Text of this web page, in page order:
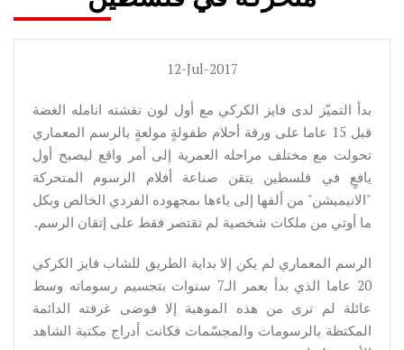
12-Jul-2017
بدأ التميّز لدى فايز الكركي مع أول لون نقشته انامله الغضة
قبل 15 عاما على ورقة أحلام طفولةٍ مولعةٍ بالرسم المعماري
تحولت مع مختلف مراحله العمرية إلى أمر واقع ليصبح أول
يافعٍ في فلسطين يتقن صناعة أفلام الرسوم المتحركة
"الانيميشن" من ألفها إلى ياءها بمجهوده الفردي الخالص وبكل
ما أوتي من ملكات شخصية لم تقتصر فقط على إتقان الرسم.
الرسم المعماري لم يكن إلا بداية الطريق للشاب فايز الكركي
20 عاما الذي بدأ بعمر الـ7 سنوات بتجسيم رسوماته وسط
عائلة لم ترى من هذه الموهبة إلا فوضى غرفته الدائمة
المكتظة بالرسومات والمجسّمات فكانت أدراج مكتبة الشاهد